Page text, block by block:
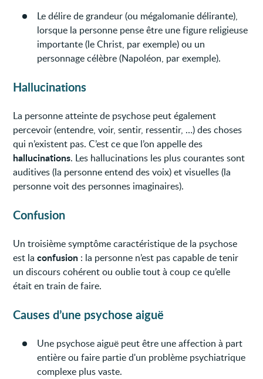
Le délire de grandeur (ou mégalomanie délirante),
lorsque la personne pense être une figure religieuse
importante (le Christ, par exemple) ou un
personnage célèbre (Napoléon, par exemple).
Hallucinations
La personne atteinte de psychose peut également
percevoir (entendre, voir, sentir, ressentir, …) des choses
qui n’existent pas. C’est ce que l’on appelle des
hallucinations. Les hallucinations les plus courantes sont
auditives (la personne entend des voix) et visuelles (la
personne voit des personnes imaginaires).
Confusion
Un troisième symptôme caractéristique de la psychose
est laconfusion : la personne n’est pas capable de tenir
un discours cohérent ou oublie tout à coup ce qu’elle
était en train de faire.
Causes d’une psychose aiguë
Une psychose aiguë peut être une affection à part
entière ou faire partie d'un problème psychiatrique
complexe plus vaste.